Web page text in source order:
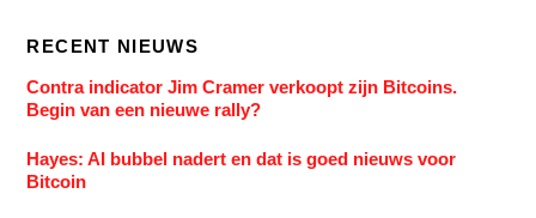
RECENT NIEUWS
Contra indicator Jim Cramer verkoopt zijn Bitcoins.
Begin van een nieuwe rally?
Hayes: AI bubbel nadert en dat is goed nieuws voor
Bitcoin